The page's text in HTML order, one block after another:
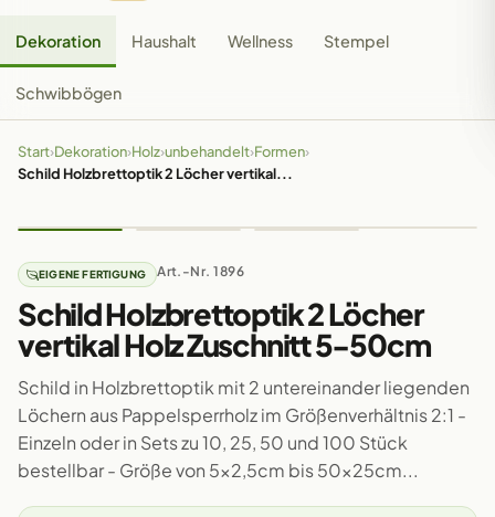
Dekoration Haushalt Wellness Stempel
Schwibbögen
Start›Dekoration›Holz›unbehandelt›Formen›
Schild Holzbrettoptik 2 Löcher vertikal...
EIGENE FERTIGUNG Art.-Nr. 1896
Schild Holzbrettoptik 2 Löcher
vertikal Holz Zuschnitt 5-50cm
Schild in Holzbrettoptik mit 2 untereinander liegenden
Löchern aus Pappelsperrholz im Größenverhältnis 2:1 -
Einzeln oder in Sets zu 10, 25, 50 und 100 Stück
bestellbar - Größe von 5x2,5cm bis 50x25cm...